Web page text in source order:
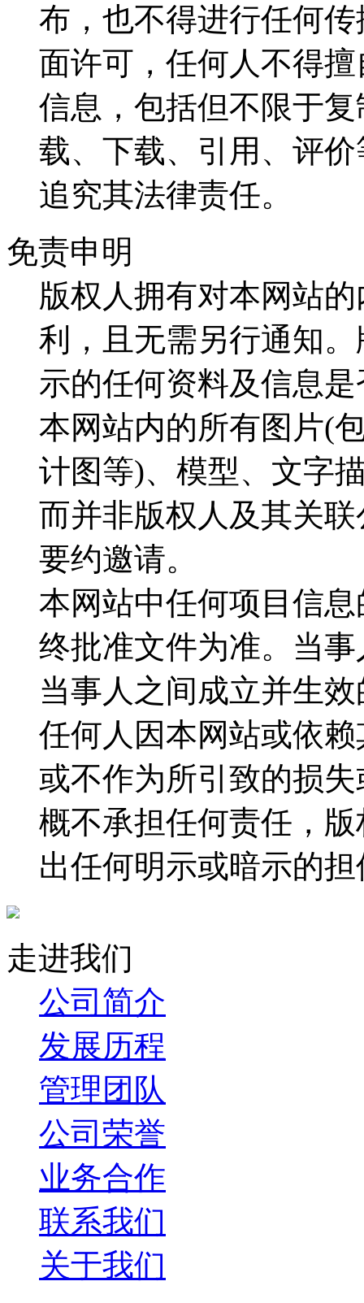
布，也不得进行任何
面许可，任何人不得
信息，包括但不限于
载、下载、引用、评
追究其法律责任。
免责申明
版权人拥有对本网站
利，且无需另行通知
示的任何资料及信息
本网站内的所有图片(
计图等)、模型、文字
而并非版权人及其关
要约邀请。
本网站中任何项目信
终批准文件为准。当
当事人之间成立并生
任何人因本网站或依
或不作为所引致的损
概不承担任何责任，
出任何明示或暗示的
走进我们
公司简介
发展历程
管理团队
公司荣誉
业务合作
联系我们
关于我们